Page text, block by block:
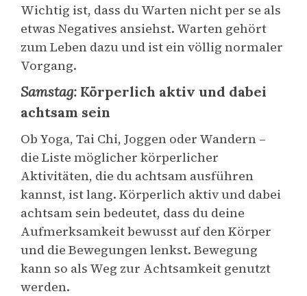
Wichtig ist, dass du Warten nicht per se als
etwas Negatives ansiehst. Warten gehört
zum Leben dazu und ist ein völlig normaler
Vorgang.
Samstag: Körperlich aktiv und dabei
achtsam sein
Ob Yoga, Tai Chi, Joggen oder Wandern –
die Liste möglicher körperlicher
Aktivitäten, die du achtsam ausführen
kannst, ist lang. Körperlich aktiv und dabei
achtsam sein bedeutet, dass du deine
Aufmerksamkeit bewusst auf den Körper
und die Bewegungen lenkst. Bewegung
kann so als Weg zur Achtsamkeit genutzt
werden.